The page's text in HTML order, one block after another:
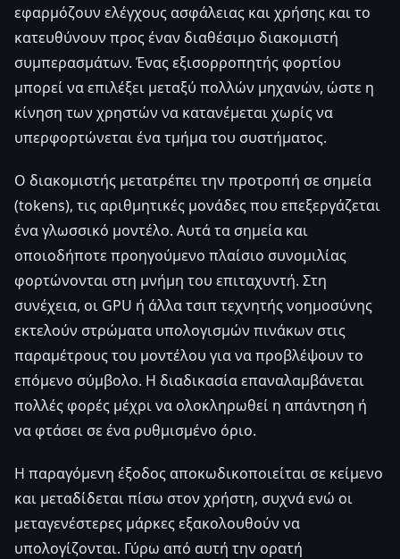
εφαρμόζουν ελέγχους ασφάλειας και χρήσης και το
κατευθύνουν προς έναν διαθέσιμο διακομιστή
συμπερασμάτων. Ένας εξισορροπητής φορτίου
μπορεί να επιλέξει μεταξύ πολλών μηχανών, ώστε η
κίνηση των χρηστών να κατανέμεται χωρίς να
υπερφορτώνεται ένα τμήμα του συστήματος.
Ο διακομιστής μετατρέπει την προτροπή σε σημεία
(tokens), τις αριθμητικές μονάδες που επεξεργάζεται
ένα γλωσσικό μοντέλο. Αυτά τα σημεία και
οποιοδήποτε προηγούμενο πλαίσιο συνομιλίας
φορτώνονται στη μνήμη του επιταχυντή. Στη
συνέχεια, οι GPU ή άλλα τσιπ τεχνητής νοημοσύνης
εκτελούν στρώματα υπολογισμών πινάκων στις
παραμέτρους του μοντέλου για να προβλέψουν το
επόμενο σύμβολο. Η διαδικασία επαναλαμβάνεται
πολλές φορές μέχρι να ολοκληρωθεί η απάντηση ή
να φτάσει σε ένα ρυθμισμένο όριο.
Η παραγόμενη έξοδος αποκωδικοποιείται σε κείμενο
και μεταδίδεται πίσω στον χρήστη, συχνά ενώ οι
μεταγενέστερες μάρκες εξακολουθούν να
υπολογίζονται. Γύρω από αυτή την ορατή